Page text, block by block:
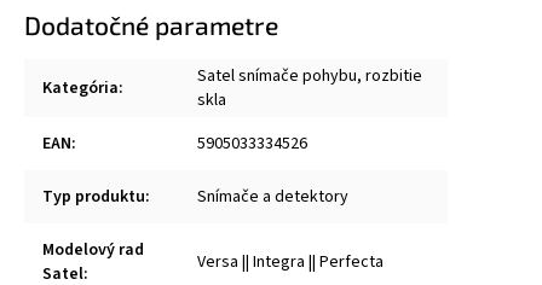
Dodatočné parametre
Kategória:
Satel snímače pohybu, rozbitie
skla
EAN: 5905033334526
Typ produktu: Snímače a detektory
Modelový rad
Satel: Versa || Integra || Perfecta